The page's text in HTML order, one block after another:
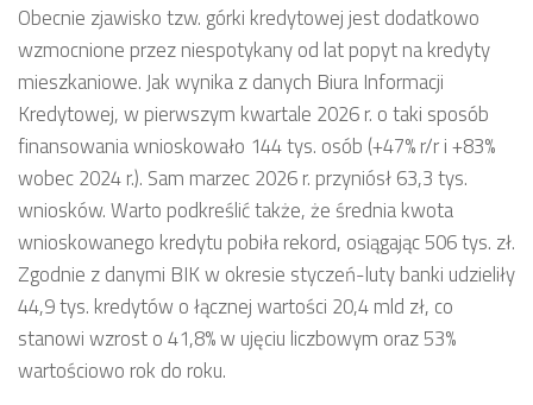
Obecnie zjawisko tzw. górki kredytowej jest dodatkowo
wzmocnione przez niespotykany od lat popyt na kredyty
mieszkaniowe. Jak wynika z danych Biura Informacji
Kredytowej, w pierwszym kwartale 2026 r. o taki sposób
finansowania wnioskowało 144 tys. osób (+47% r/r i +83%
wobec 2024 r.). Sam marzec 2026 r. przyniósł 63,3 tys.
wniosków. Warto podkreślić także, że średnia kwota
wnioskowanego kredytu pobiła rekord, osiągając 506 tys. zł.
Zgodnie z danymi BIK w okresie styczeń-luty banki udzieliły
44,9 tys. kredytów o łącznej wartości 20,4 mld zł, co
stanowi wzrost o 41,8% w ujęciu liczbowym oraz 53%
wartościowo rok do roku.